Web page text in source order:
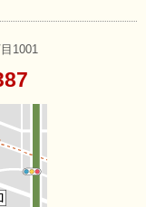
1001